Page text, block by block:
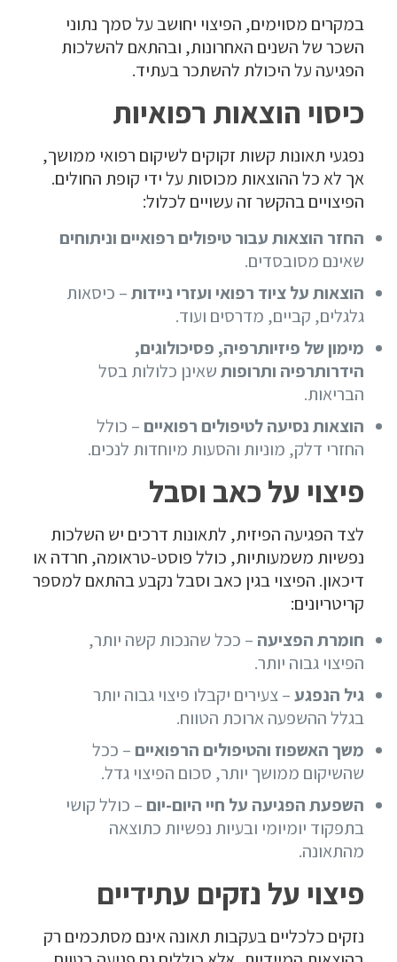
במקרים מסוימים, הפיצוי יחושב על סמך נתוני
השכר של השנים האחרונות, ובהתאם להשלכות
הפגיעה על היכולת להשתכר בעתיד.
כיסוי הוצאות רפואיות
נפגעי תאונות קשות זקוקים לשיקום רפואי ממושך,
אך לא כל ההוצאות מכוסות על ידי קופת החולים.
הפיצויים בהקשר זה עשויים לכלול:
החזר הוצאות עבור טיפולים רפואיים וניתוחים
שאינם מסובסדים.
הוצאות על ציוד רפואי ועזרי ניידות– כיסאות
גלגלים, קביים, מדרסים ועוד.
מימון של פיזיותרפיה, פסיכולוגים,
הידרותרפיה ותרופותשאינן כלולות בסל
הבריאות.
הוצאות נסיעה לטיפולים רפואיים – כולל
החזרי דלק, מוניות והסעות מיוחדות לנכים.
פיצוי על כאב וסבל
לצד הפגיעה הפיזית, לתאונות דרכים יש השלכות
נפשיות משמעותיות, כולל פוסט-טראומה, חרדה או
דיכאון. הפיצוי בגין כאב וסבל נקבע בהתאם למספר
קריטריונים:
חומרת הפציעה – ככל שהנכות קשה יותר,
הפיצוי גבוה יותר.
גיל הנפגע– צעירים יקבלו פיצוי גבוה יותר
בגלל ההשפעה ארוכת הטווח.
משך האשפוז והטיפולים הרפואיים – ככל
שהשיקום ממושך יותר, סכום הפיצוי גדל.
השפעת הפגיעה על חיי היום-יום – כולל קושי
בתפקוד יומיומי ובעיות נפשיות כתוצאה
מהתאונה.
פיצוי על נזקים עתידיים
נזקים כלכליים בעקבות תאונה אינם מסתכמים רק